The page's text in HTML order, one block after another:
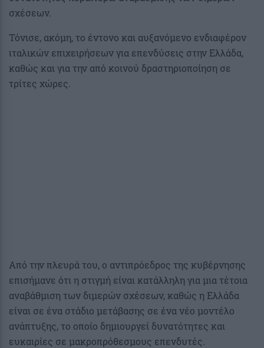
σχέσεων.
Τόνισε, ακόμη, το έντονο και αυξανόμενο ενδιαφέρον
ιταλικών επιχειρήσεων για επενδύσεις στην Ελλάδα,
καθώς και για την από κοινού δραστηριοποίηση σε
τρίτες χώρες.
Από την πλευρά του, ο αντιπρόεδρος της κυβέρνησης
επισήμανε ότι η στιγμή είναι κατάλληλη για μια τέτοια
αναβάθμιση των διμερών σχέσεων, καθώς η Ελλάδα
είναι σε ένα στάδιο μετάβασης σε ένα νέο μοντέλο
ανάπτυξης, το οποίο δημιουργεί δυνατότητες και
ευκαιρίες σε μακροπρόθεσμους επενδυτές.